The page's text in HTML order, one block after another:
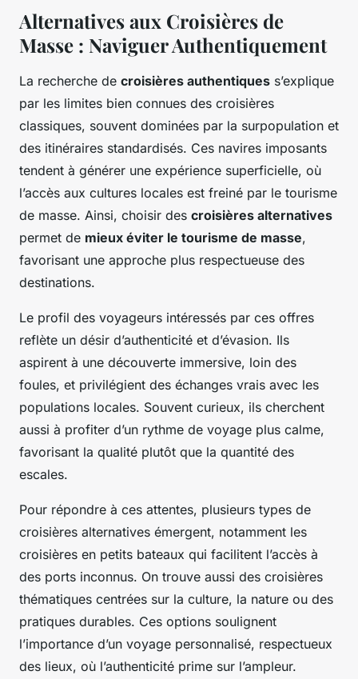
Alternatives aux Croisières de
Masse : Naviguer Authentiquement
La recherche de croisières authentiques s’explique
par les limites bien connues des croisières
classiques, souvent dominées par la surpopulation et
des itinéraires standardisés. Ces navires imposants
tendent à générer une expérience superficielle, où
l’accès aux cultures locales est freiné par le tourisme
de masse. Ainsi, choisir des croisières alternatives
permet de mieux éviter le tourisme de masse,
favorisant une approche plus respectueuse des
destinations.
Le profil des voyageurs intéressés par ces offres
reflète un désir d’authenticité et d’évasion. Ils
aspirent à une découverte immersive, loin des
foules, et privilégient des échanges vrais avec les
populations locales. Souvent curieux, ils cherchent
aussi à profiter d’un rythme de voyage plus calme,
favorisant la qualité plutôt que la quantité des
escales.
Pour répondre à ces attentes, plusieurs types de
croisières alternatives émergent, notamment les
croisières en petits bateaux qui facilitent l’accès à
des ports inconnus. On trouve aussi des croisières
thématiques centrées sur la culture, la nature ou des
pratiques durables. Ces options soulignent
l’importance d’un voyage personnalisé, respectueux
des lieux, où l’authenticité prime sur l’ampleur.